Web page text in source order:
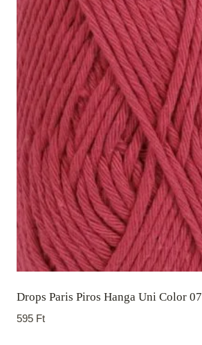
Drops Paris Piros Hanga Uni Color 07
595 Ft